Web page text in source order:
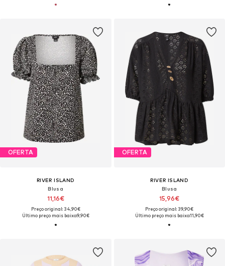
OFERTA
RIVER ISLAND
Blusa
11,16€
Preço original: 34,90€
Último preço mais baixo:9,90€
OFERTA
RIVER ISLAND
Blusa
15,96€
Preço original: 39,90€
Último preço mais baixo:11,90€